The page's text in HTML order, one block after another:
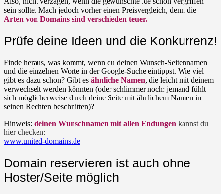
sein sollte. Mach jedoch vorher einen Preisvergleich, denn die
Arten von Domains sind verschieden teuer.
Prüfe deine Ideen und die Konkurrenz!
Finde heraus, was kommt, wenn du deinen Wunsch-Seitennamen
und die einzelnen Worte in der Google-Suche eintippst. Wie viel
gibt es dazu schon? Gibt es ähnliche Namen, die leicht mit deinem
verwechselt werden könnten (oder schlimmer noch: jemand fühlt
sich möglicherweise durch deine Seite mit ähnlichem Namen in
seinen Rechten beschnitten)?
Hinweis: deinen Wunschnamen mit allen Endungen kannst du
hier checken:
www.united-domains.de
Domain reservieren ist auch ohne
Hoster/Seite möglich